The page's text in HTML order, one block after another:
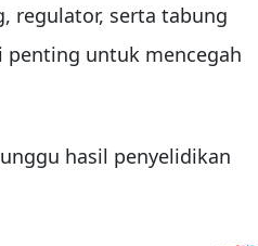
regulator, serta tabung
penting untuk mencegah
hasil penyelidikan